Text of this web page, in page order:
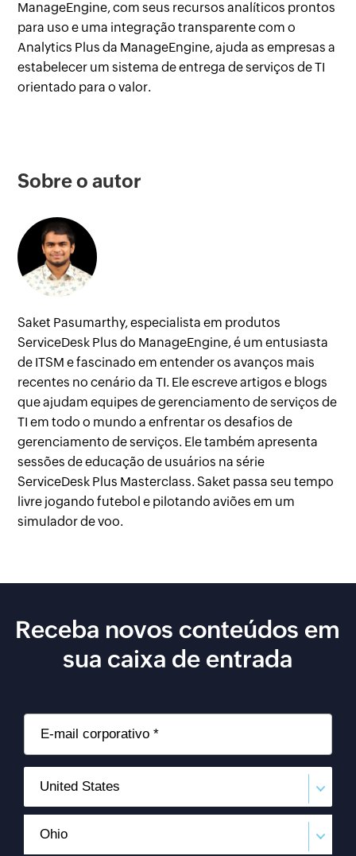
ManageEngine, com seus recursos analíticos prontos
para uso e uma integração transparente com o
Analytics Plus da ManageEngine, ajuda as empresas a
estabelecer um sistema de entrega de serviços de TI
orientado para o valor.
Sobre o autor
Saket Pasumarthy, especialista em produtos
ServiceDesk Plus do ManageEngine, é um entusiasta
de ITSM e fascinado em entender os avanços mais
recentes no cenário da TI. Ele escreve artigos e blogs
que ajudam equipes de gerenciamento de serviços de
TI em todo o mundo a enfrentar os desafios de
gerenciamento de serviços. Ele também apresenta
sessões de educação de usuários na série
ServiceDesk Plus Masterclass. Saket passa seu tempo
livre jogando futebol e pilotando aviões em um
simulador de voo.
Receba novos conteúdos em
sua caixa de entrada